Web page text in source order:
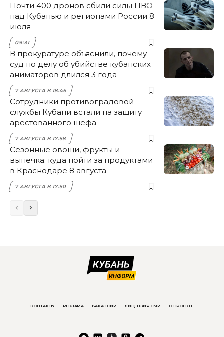
Почти 400 дронов сбили силы ПВО
над Кубанью и регионами России 8
июля
09:31
В прокуратуре объяснили, почему
суд по делу об убийстве кубанских
аниматоров длился 3 года
7 АВГУСТА В 18:45
Сотрудники противоградовой
службы Кубани встали на защиту
арестованного шефа
7 АВГУСТА В 17:58
Сезонные овощи, фрукты и
выпечка: куда пойти за продуктами
в Краснодаре 8 августа
7 АВГУСТА В 17:50
КОНТАКТЫ РЕКЛАМА ВАКАНСИИ ЛИЦЕНЗИЯ СМИ О ПРОЕКТЕ